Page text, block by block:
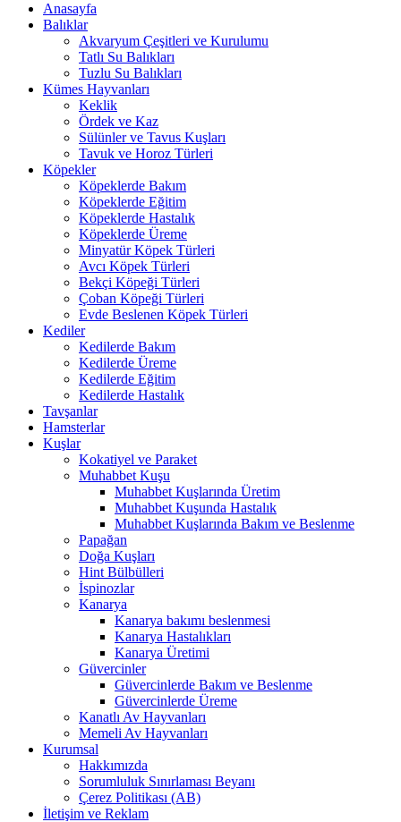
Anasayfa
Balıklar
Akvaryum Çeşitleri ve Kurulumu
Tatlı Su Balıkları
Tuzlu Su Balıkları
Kümes Hayvanları
Keklik
Ördek ve Kaz
Sülünler ve Tavus Kuşları
Tavuk ve Horoz Türleri
Köpekler
Köpeklerde Bakım
Köpeklerde Eğitim
Köpeklerde Hastalık
Köpeklerde Üreme
Minyatür Köpek Türleri
Avcı Köpek Türleri
Bekçi Köpeği Türleri
Çoban Köpeği Türleri
Evde Beslenen Köpek Türleri
Kediler
Kedilerde Bakım
Kedilerde Üreme
Kedilerde Eğitim
Kedilerde Hastalık
Tavşanlar
Hamsterlar
Kuşlar
Kokatiyel ve Paraket
Muhabbet Kuşu
Muhabbet Kuşlarında Üretim
Muhabbet Kuşunda Hastalık
Muhabbet Kuşlarında Bakım ve Beslenme
Papağan
Doğa Kuşları
Hint Bülbülleri
İspinozlar
Kanarya
Kanarya bakımı beslenmesi
Kanarya Hastalıkları
Kanarya Üretimi
Güvercinler
Güvercinlerde Bakım ve Beslenme
Güvercinlerde Üreme
Kanatlı Av Hayvanları
Memeli Av Hayvanları
Kurumsal
Hakkımızda
Sorumluluk Sınırlaması Beyanı
Çerez Politikası (AB)
İletişim ve Reklam